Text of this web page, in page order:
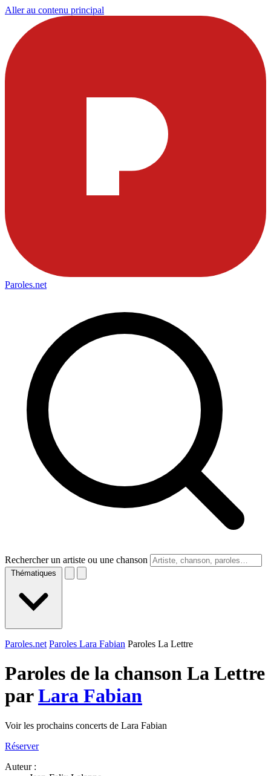
Aller au contenu principal
Paroles.net
Rechercher un artiste ou une chanson
Thématiques
Paroles.net Paroles Lara Fabian Paroles La Lettre
Paroles de la chanson La Lettre
parLara Fabian
Voir les prochains concerts de Lara Fabian
Réserver
Auteur :